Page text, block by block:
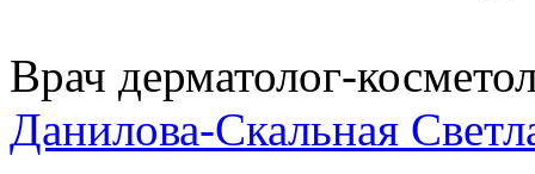
Врач дерматолог-
Данилова-Скальная